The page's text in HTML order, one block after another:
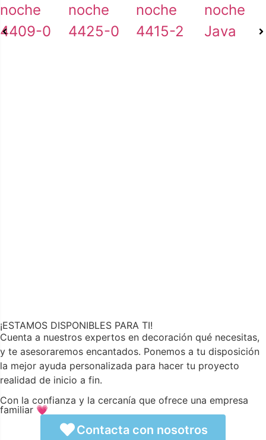
noche
4409-0
noche
4425-0
noche
4415-2
noche
Java
¡ESTAMOS DISPONIBLES PARA TI!
Cuenta a nuestros expertos en decoración qué necesitas,
y te asesoraremos encantados. Ponemos a tu disposición
la mejor ayuda personalizada para hacer tu proyecto
realidad de inicio a fin.
Con la confianza y la cercanía que ofrece una empresa
familiar 💗
Contacta con nosotros